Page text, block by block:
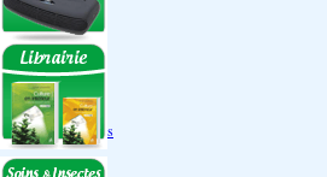
Box 120 cm
Autres tailles Box
Box double étages
Engrais par familles
Engrais terre